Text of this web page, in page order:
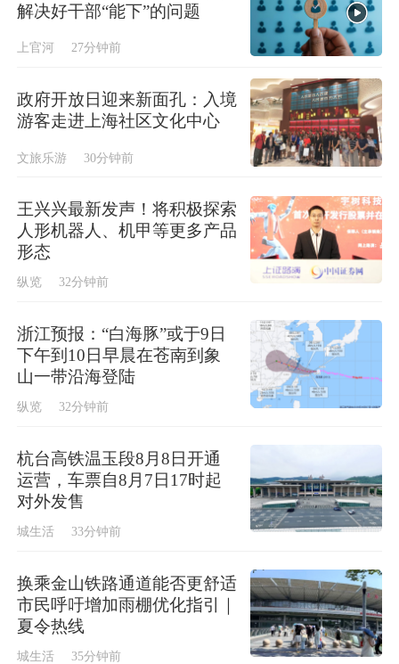
解决好干部“能下”的问题
上官河 27分钟前
政府开放日迎来新面孔：入境
游客走进上海社区文化中心
文旅乐游 30分钟前
王兴兴最新发声！将积极探索
人形机器人、机甲等更多产品
形态
纵览 32分钟前
浙江预报：“白海豚”或于9日
下午到10日早晨在苍南到象
山一带沿海登陆
纵览 32分钟前
杭台高铁温玉段8月8日开通
运营，车票自8月7日17时起
对外发售
城生活 33分钟前
换乘金山铁路通道能否更舒适
市民呼吁增加雨棚优化指引｜
夏令热线
城生活 35分钟前